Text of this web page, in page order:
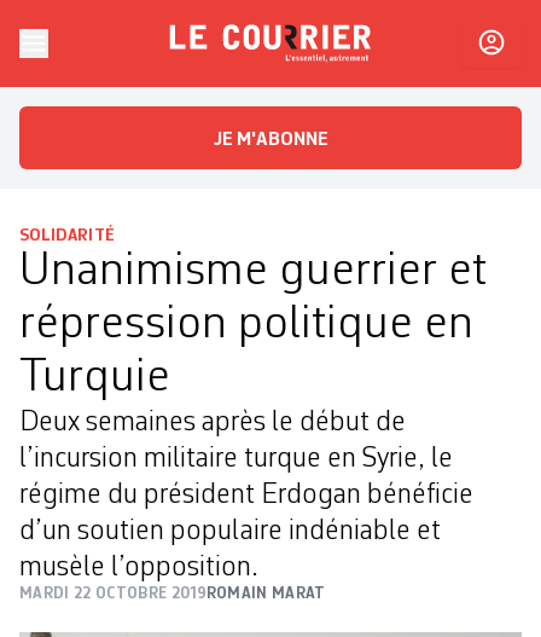
Le CourrierL'essentiel, autrement
JE M'ABONNE
SOLIDARITÉ
Unanimisme guerrier et
répression politique en
Turquie
Deux semaines après le début de
l’incursion militaire turque en Syrie, le
régime du président Erdogan bénéficie
d’un soutien populaire indéniable et
musèle l’opposition.
MARDI 22 OCTOBRE 2019 ROMAIN MARAT